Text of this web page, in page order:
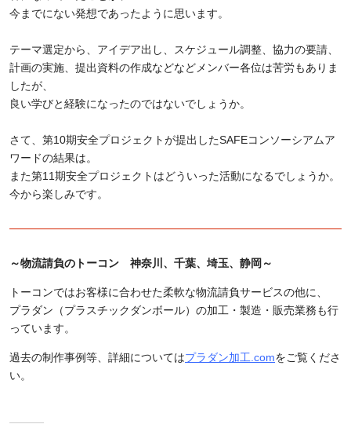
今までにない発想であったように思います。
テーマ選定から、アイデア出し、スケジュール調整、協力の要請、
計画の実施、提出資料の作成などなどメンバー各位は苦労もありま
したが、
良い学びと経験になったのではないでしょうか。
さて、第10期安全プロジェクトが提出したSAFEコンソーシアムア
ワードの結果は。
また第11期安全プロジェクトはどういった活動になるでしょうか。
今から楽しみです。
～物流請負のトーコン 神奈川、千葉、埼玉、静岡～
トーコンではお客様に合わせた柔軟な物流請負サービスの他に、
プラダン（プラスチックダンボール）の加工・製造・販売業務も行
っています。
過去の制作事例等、詳細についてはプラダン加工.comをご覧くださ
い。